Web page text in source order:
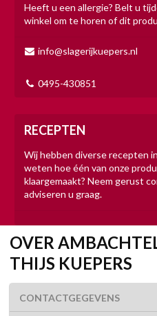
Heeft u een allergie? Belt u
winkel om te horen of dit
info@slagerijkuepers.nl
0495-430851
RECEPTEN
Wij hebben diverse recepten
weten hoe één van onze
klaargemaakt? Neem gerust
adviseren u graag.
OVER
THIJS KUEPERS
CONTACTGEGEVENS